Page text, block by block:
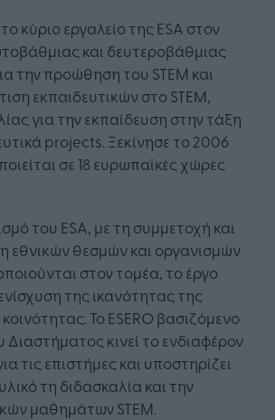
το κύριο εργαλείο της ESA στον
και δευτεροβάθμιας
την προώθηση του STEM και
εκπαιδευτικών στο STEM,
για την εκπαίδευση στην τάξη
projects. Ξεκίνησε το 2006
σε 18 ευρωπαϊκές χώρες
του ESA, με τη συμμετοχή και
εθνικών θεσμών και οργανισμών
στον τομέα, το έργο
της ικανότητας της
Το ESERO βασιζόμενο
Διαστήματος κινεί το ενδιαφέρον
τις επιστήμες και υποστηρίζει
τη διδασκαλία και την
μαθημάτων STEM.